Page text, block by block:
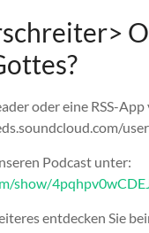
oder eine RSS-
Podcast unter:
show/
entdecken Sie